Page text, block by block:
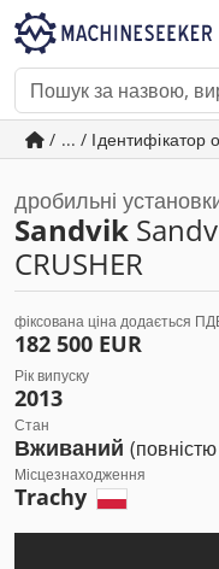
/ ... / Ідентифікатор
дробильні
Sandvik
CRUSHER
фіксована ціна додається
182 500 EUR
Рік випуску
2013
Стан
Вживаний
Місцезнаходження
Trachy